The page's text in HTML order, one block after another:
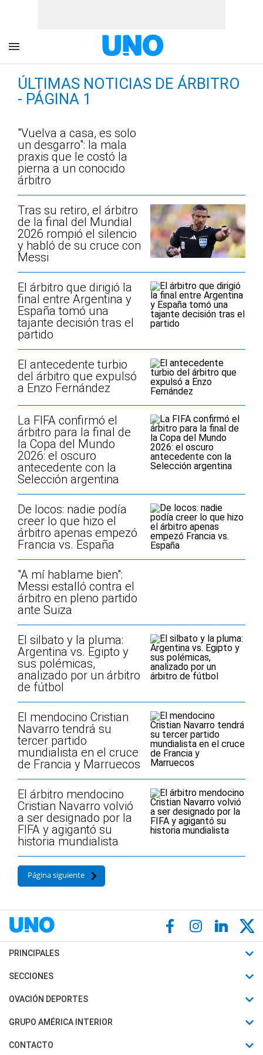
ÚLTIMAS NOTICIAS DE ÁRBITRO
- PÁGINA 1
"Vuelva a casa, es solo
un desgarro": la mala
praxis que le costó la
pierna a un conocido
árbitro
Tras su retiro, el árbitro
de la final del Mundial
2026 rompió el silencio
y habló de su cruce con
Messi
El árbitro que dirigió la
final entre Argentina y
España tomó una
tajante decisión tras el
partido
El antecedente turbio
del árbitro que expulsó
a Enzo Fernández
La FIFA confirmó el
árbitro para la final de
la Copa del Mundo
2026: el oscuro
antecedente con la
Selección argentina
De locos: nadie podía
creer lo que hizo el
árbitro apenas empezó
Francia vs. España
"A mí hablame bien":
Messi estalló contra el
árbitro en pleno partido
ante Suiza
El silbato y la pluma:
Argentina vs. Egipto y
sus polémicas,
analizado por un árbitro
de fútbol
El mendocino Cristian
Navarro tendrá su
tercer partido
mundialista en el cruce
de Francia y Marruecos
El árbitro mendocino
Cristian Navarro volvió
a ser designado por la
FIFA y agigantó su
historia mundialista
Página siguiente
PRINCIPALES
Últimas Noticias
Política
Judiciales
SECCIONES
Horóscopo
Motores
OVACIÓN DEPORTES
Fútbol
Mundial
GRUPO AMÉRICA INTERIOR
Canal 7 en Vivo
CONTACTO